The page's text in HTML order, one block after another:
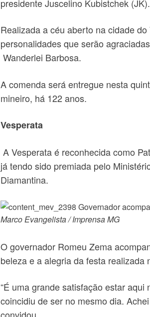
presidente Juscelino Kubistchek (JK).
Realizada a céu aberto na cidade
personalidades que serão
Wanderlei Barbosa.
A comenda será entregue nesta
mineiro, há 122 anos.
Vesperata
A Vesperata é reconhecida como
já tendo sido premiada pelo
Diamantina.
Marco Evangelista / Imprensa MG
O governador Romeu Zema
beleza e a alegria da festa realizada
“É uma grande satisfação estar
coincidiu de ser no mesmo dia.